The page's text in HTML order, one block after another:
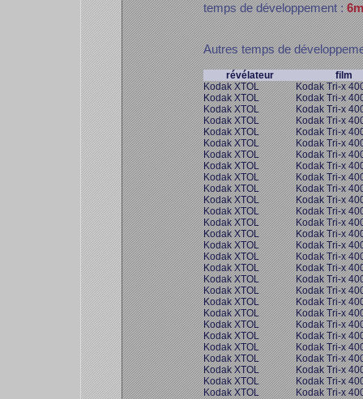
temps de développement :
Autres temps de
révélateur
film
Kodak XTOL
Kodak Tri-x
Kodak XTOL
Kodak Tri-x
Kodak XTOL
Kodak Tri-x
Kodak XTOL
Kodak Tri-x
Kodak XTOL
Kodak Tri-x
Kodak XTOL
Kodak Tri-x
Kodak XTOL
Kodak Tri-x
Kodak XTOL
Kodak Tri-x
Kodak XTOL
Kodak Tri-x
Kodak XTOL
Kodak Tri-x
Kodak XTOL
Kodak Tri-x
Kodak XTOL
Kodak Tri-x
Kodak XTOL
Kodak Tri-x
Kodak XTOL
Kodak Tri-x
Kodak XTOL
Kodak Tri-x
Kodak XTOL
Kodak Tri-x
Kodak XTOL
Kodak Tri-x
Kodak XTOL
Kodak Tri-x
Kodak XTOL
Kodak Tri-x
Kodak XTOL
Kodak Tri-x
Kodak XTOL
Kodak Tri-x
Kodak XTOL
Kodak Tri-x
Kodak XTOL
Kodak Tri-x
Kodak XTOL
Kodak Tri-x
Kodak XTOL
Kodak Tri-x
Kodak XTOL
Kodak Tri-x
Kodak XTOL
Kodak Tri-x
Kodak XTOL
Kodak Tri-x